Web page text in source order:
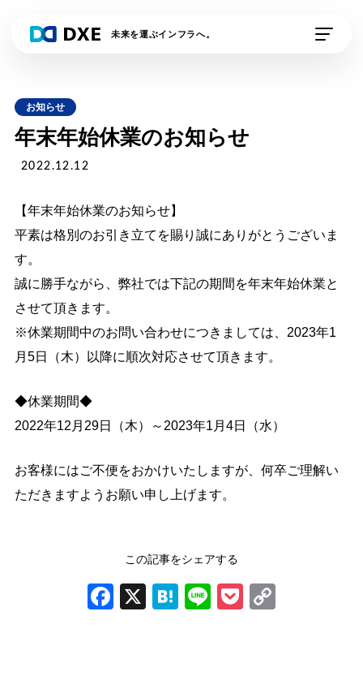
未来を運ぶインフラへ。
DXE Station 収運業
DXE Station 収運・
DXE電子契約 外部連携サービス
資料請求 デモの申し込み
導入の流れ 料金プラン
導入事例
お問い合わせ
ログイン
お知らせ
年末年始休業のお知らせ
2022.12.12
【年末年始休業のお知らせ】
平素は格別のお引き立てを賜り誠にありがとうございま
す。
誠に勝手ながら、弊社では下記の期間を年末年始休業と
させて頂きます。
※休業期間中のお問い合わせにつきましては、2023年1
月5日（木）以降に順次対応させて頂きます。
◆休業期間◆
2022年12月29日（木）～2023年1月4日（水）
お客様にはご不便をおかけいたしますが、何卒ご理解い
ただきますようお願い申し上げます。
この記事をシェアする
Facebook
X Hatena
LinePocket